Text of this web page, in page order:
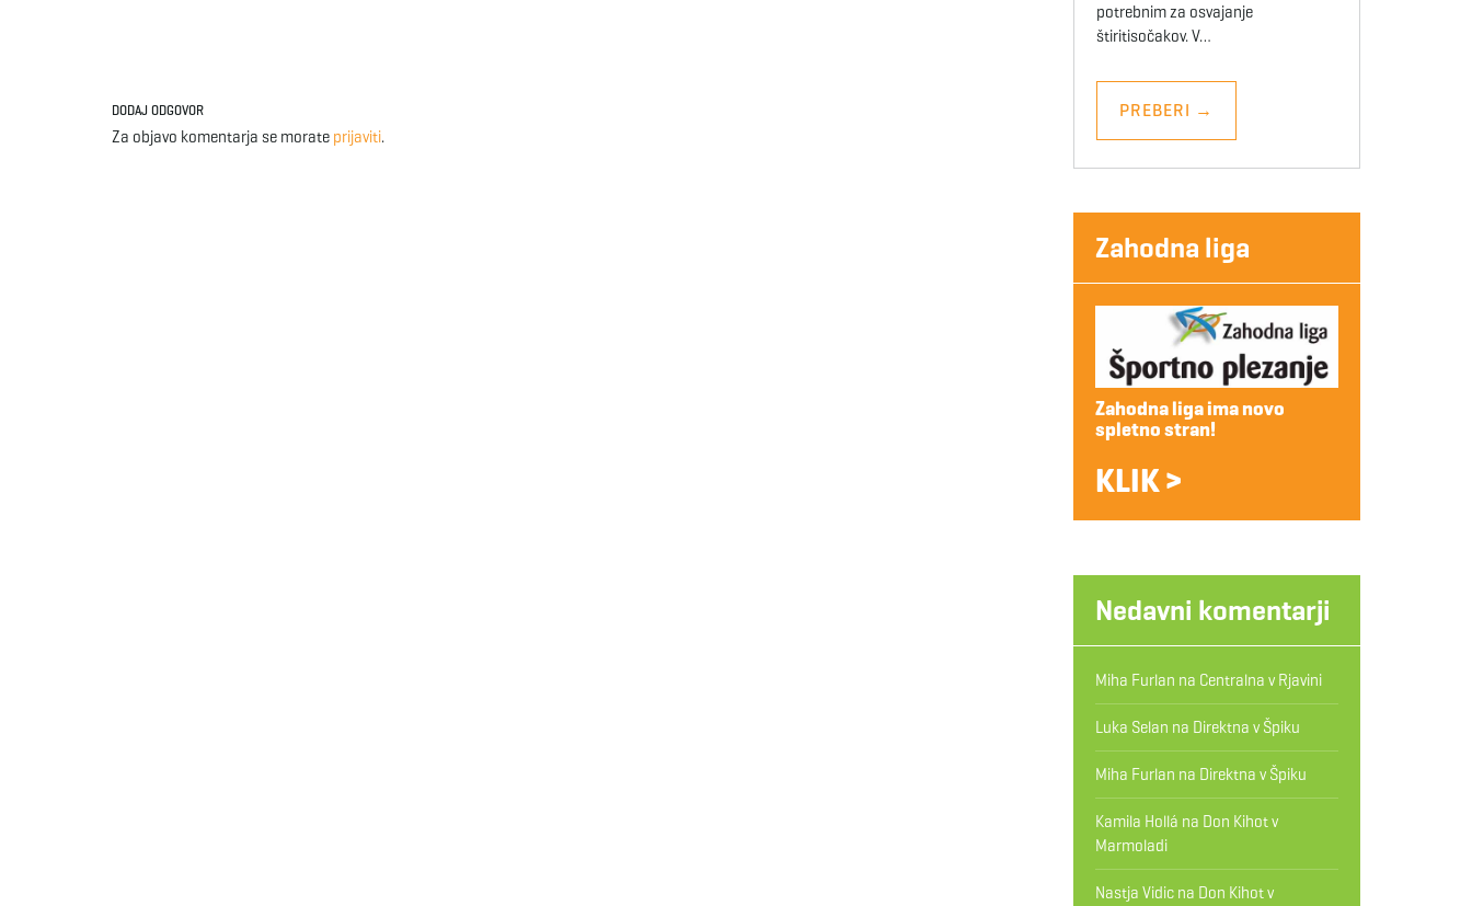
DODAJ ODGOVOR
Za objavo komentarja se morate prijaviti.
potrebnim za osvajanje
štiritisočakov. V…
PREBERI →
Zahodna liga
Zahodna liga ima novo
spletno stran!
KLIK >
Nedavni komentarji
Miha Furlan na Centralna v Rjavini
Luka Selan na Direktna v Špiku
Miha Furlan na Direktna v Špiku
Kamila Hollá na Don Kihot v
Marmoladi
Nastja Vidicna Don Kihot v